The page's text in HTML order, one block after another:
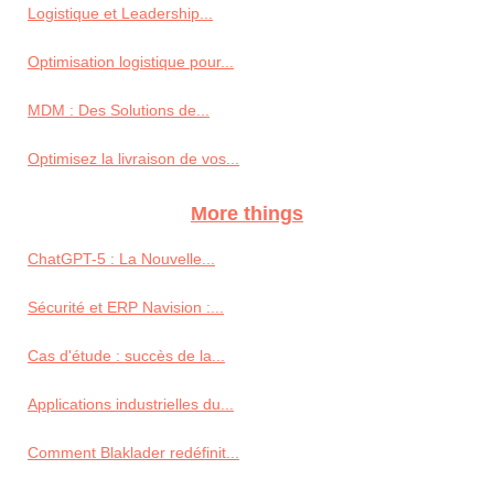
Logistique et Leadership...
Optimisation logistique pour...
MDM : Des Solutions de...
Optimisez la livraison de vos...
More things
ChatGPT-5 : La Nouvelle...
Sécurité et ERP Navision :...
Cas d'étude : succès de la...
Applications industrielles du...
Comment Blaklader redéfinit...